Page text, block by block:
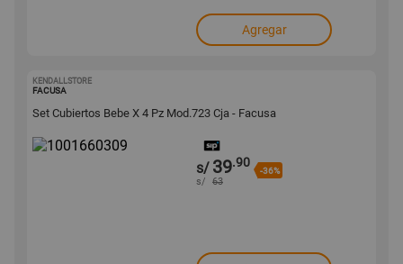
Agregar
KENDALLSTORE
FACUSA
Set Cubiertos Bebe X 4 Pz Mod.723 Cja - Facusa
s/ 39.90
-36%
s/ 63